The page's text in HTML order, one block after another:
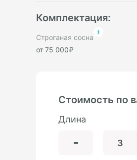
Комплектация:
Строганая сосна
от 75 000₽
Стоимость по
Длина